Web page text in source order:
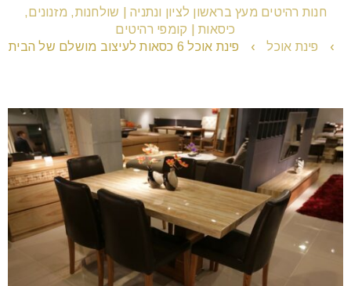
חנות רהיטים מעץ בראשון לציון ונתניה | שולחנות, מזנונים,
כיסאות | קומפי רהיטים
›
פינת אוכל › פינת אוכל 6 כסאות לעיצוב מושלם של הבית
remove_circle_outline הקטנת גופן
spellcheck גופן קריא
brightness_high ניגודיות בהירה
ניגודיות כהה